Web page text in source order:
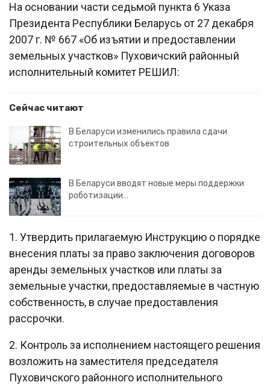
На основании части седьмой пункта 6 Указа
Президента Республики Беларусь от 27 декабря
2007 г. № 667 «Об изъятии и предоставлении
земельных участков» Пуховичский районный
исполнительный комитет РЕШИЛ:
Сейчас читают
В Беларуси изменились правила сдачи
строительных объектов
В Беларуси вводят новые меры поддержки
роботизации…
1. Утвердить прилагаемую Инструкцию о порядке
внесения платы за право заключения договоров
аренды земельных участков или платы за
земельные участки, предоставляемые в частную
собственность, в случае предоставления
рассрочки.
2. Контроль за исполнением настоящего решения
возложить на заместителя председателя
Пуховичского районного исполнительного